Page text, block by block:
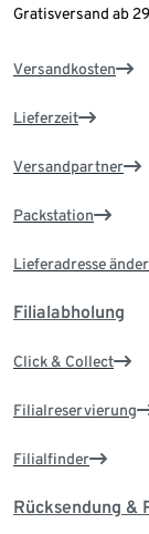
Gratisversand ab
Versandkosten
Lieferzeit
Versandpartner
Packstation
Lieferadresse
Filialabholung
Click & Collect
Filialreservierung
Filialfinder
Rücksendung &